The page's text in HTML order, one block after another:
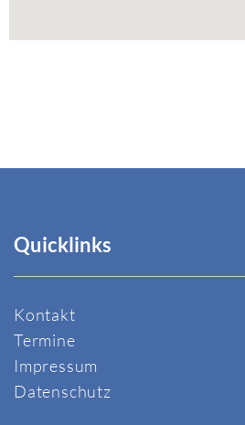
Quicklinks
Kontakt
Termine
Impressum
Datenschutz